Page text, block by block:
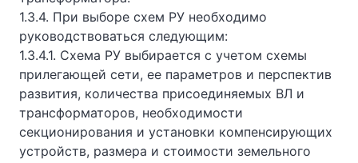
1.3.4. При выборе схем РУ необходимо
руководствоваться следующим:
1.3.4.1. Схема РУ выбирается с учетом схемы
прилегающей сети, ее параметров и перспектив
развития, количества присоединяемых ВЛ и
трансформаторов, необходимости
секционирования и установки компенсирующих
устройств, размера и стоимости земельного